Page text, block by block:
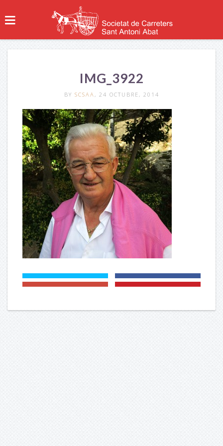
IMG_3922
BY SCSAA , 24 OCTUBRE, 2014